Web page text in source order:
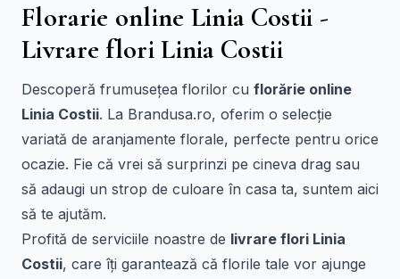
Florarie online Linia Costii -
Livrare flori Linia Costii
Descoperă frumusețea florilor cu florărie online
Linia Costii. La Brandusa.ro, oferim o selecție
variată de aranjamente florale, perfecte pentru orice
ocazie. Fie că vrei să surprinzi pe cineva drag sau
să adaugi un strop de culoare în casa ta, suntem aici
să te ajutăm.
Profită de serviciile noastre de livrare flori Linia
Costii, care îți garantează că florile tale vor ajunge